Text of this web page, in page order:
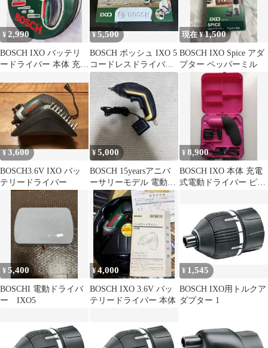
¥2,990
BOSCH IXO バッテリ
ードライバー 本体 充電
¥5,500
BOSCH ボッシュ IXO 5
コードレスドライバ
ー 美品
現在 ¥1,500
BOSCH IXO Spice アダ
プター ペッパーミル
¥3,600
BOSCH3.6V IXO バッ
テリードライバー
¥5,000
BOSCH 15yearsアニバ
ーサリーモデル 電動ド
ライバー アタッチメン
ト付
¥8,900
BOSCH IXO 本体 充電
式電動ドライバー ピン
¥5,400
BOSCHI 電動ドライバ
ー IXO5
¥4,000
BOSCH IXO 3.6V バッ
テリードライバー 本体
¥ 1,545
BOSCH IXO用トルクア
ダプター 1